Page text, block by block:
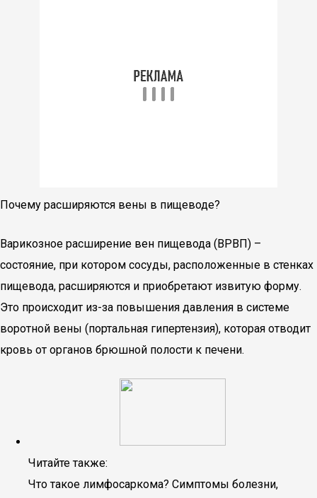
Почему расширяются вены в пищеводе?
Варикозное расширение вен пищевода (ВРВП) –
состояние, при котором сосуды, расположенные в стенках
пищевода, расширяются и приобретают извитую форму.
Это происходит из-за повышения давления в системе
воротной вены (портальная гипертензия), которая отводит
кровь от органов брюшной полости к печени.
Читайте также:
Что такое лимфосаркома? Симптомы болезни,